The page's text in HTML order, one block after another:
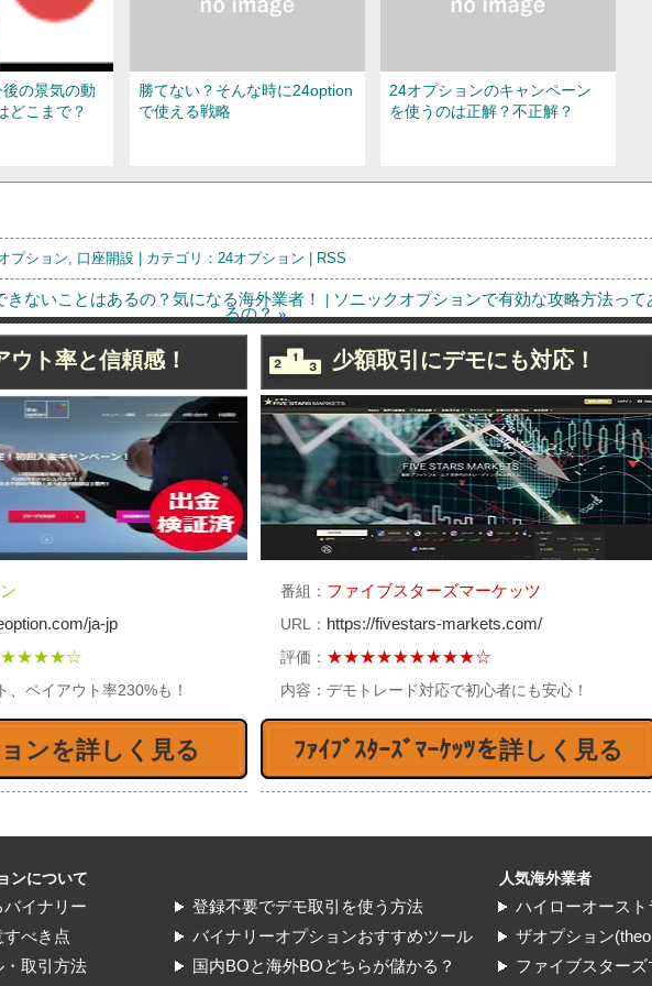
の景気の動
こまで？
勝てない？そんな時に24option
で使える戦略
24オプションのキャンペーン
を使うのは正解？不正解？
ち続ける方
24オプションの常勝法則って
なに？検索で出る不思議
24オプション取引コンテスト
ってどういったもの？
ラブルを解
24オプション、海外バイナリ
24オプションで取り引きをす
利
ンタッチを
24オプションの口コミ。意見
海外バイナリーにに金融庁から
プション, 口座開設 | カテゴリ： 24オプション RSS
ないことはあるの？気になる海外業者！ ソニックオプションで有効な攻略方法って
るの？»
ウト率と信頼感！
ja-jp
、ペイアウト率230%も！
ンを詳しく見る
少額取引にデモにも対応！
番組：
URL：
評価：
内容：
ファイブスターズマーケッツ
https://fivestars-markets.com/
★★★★★★★★★☆
デモトレード対応で初心者にも安心！
ﾌｧｲﾌﾞｽﾀｰｽﾞﾏｰｹｯﾂを詳しく見る
ンについて
イナリー
べき点
取引方法
登録不要でデモ取引を使う方法
バイナリーオプションおすすめツール
国内BOと海外BOどちらが儲かる？
人気海外業者
ハイローオースト
ザオプション
ファイブスター